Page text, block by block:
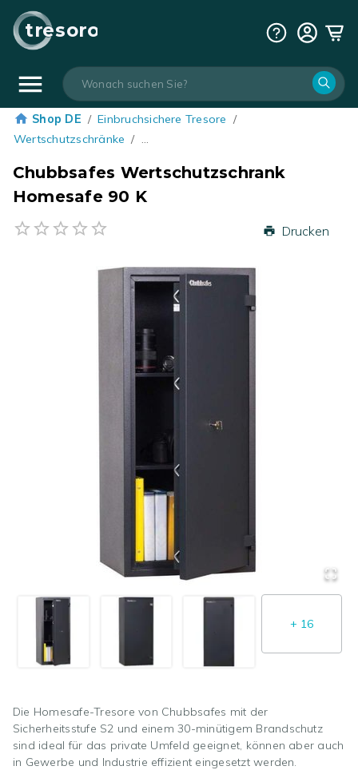
tresoro
Shop DE / Einbruchsichere Tresore /
Wertschutzschränke / …
Chubbsafes Wertschutzschrank
Homesafe 90 K
Drucken
+ 16
Die Homesafe-Tresore von Chubbsafes mit der
Sicherheitsstufe S2 und einem 30-minütigem Brandschutz
sind ideal für das private Umfeld geeignet, können aber auch
in Gewerbe und Industrie effizient eingesetzt werden.